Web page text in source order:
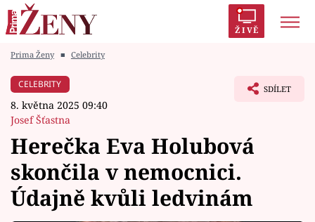
ŽIVĚ
Módní alarm
Témata
Celebrity
Prima Ženy ■ Celebrity
CELEBRITY
8. května 2025 09:40
Josef Šťastna
SDÍLET
Herečka Eva Holubová
skončila v nemocnici.
Údajně kvůli ledvinám